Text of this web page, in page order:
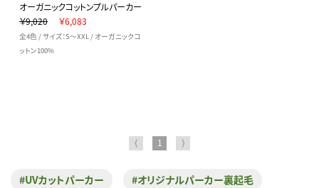
オーガニックコットンプルパーカー
￥9,020
￥6,083
全4色 / サイズ：S～XXL / オーガニックコ
ットン100%
⟨ 1 ⟩
#UVカットパーカー #オリジナルパーカー裏起毛